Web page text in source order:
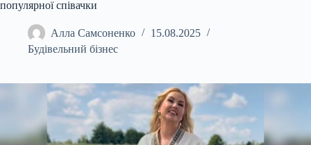
популярної співачки
Алла Самсоненко
15.08.2025
Будівельний бізнес